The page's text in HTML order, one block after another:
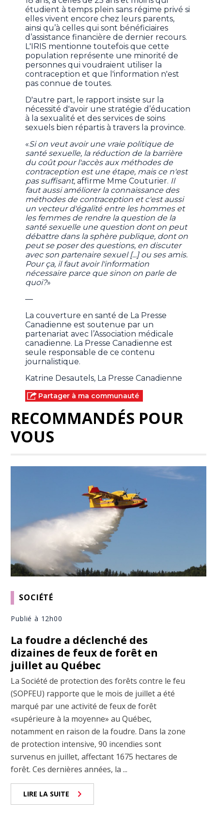
étudient à temps plein sans régime privé si
elles vivent encore chez leurs parents,
ainsi qu’à celles qui sont bénéficiaires
d’assistance financière de dernier recours.
L'IRIS mentionne toutefois que cette
population représente une minorité de
personnes qui voudraient utiliser la
contraception et que l'information n'est
pas connue de toutes.
D'autre part, le rapport insiste sur la
nécessité d'avoir une stratégie d’éducation
à la sexualité et des services de soins
sexuels bien répartis à travers la province.
«Si on veut avoir une vraie politique de
santé sexuelle, la réduction de la barrière
du coût pour l'accès aux méthodes de
contraception est une étape, mais ce n'est
pas suffisant,affirme Mme Couturier. Il
faut aussi améliorer la connaissance des
méthodes de contraception et c'est aussi
un vecteur d'égalité entre les hommes et
les femmes de rendre la question de la
santé sexuelle une question dont on peut
débattre dans la sphère publique, dont on
peut se poser des questions, en discuter
avec son partenaire sexuel [...] ou ses amis.
Pour ça, il faut avoir l'information
nécessaire parce que sinon on parle de
quoi?»
—
La couverture en santé de La Presse
Canadienne est soutenue par un
partenariat avec l’Association médicale
canadienne. La Presse Canadienne est
seule responsable de ce contenu
journalistique.
Katrine Desautels, La Presse Canadienne
Partager à ma communauté
RECOMMANDÉS POUR
VOUS
SOCIÉTÉ
Publié à 12h00
La foudre a déclenché des
dizaines de feux de forêt en
juillet au Québec
La Société de protection des forêts contre le feu
(SOPFEU) rapporte que le mois de juillet a été
marqué par une activité de feux de forêt
«supérieure à la moyenne» au Québec,
notamment en raison de la foudre. Dans la zone
de protection intensive, 90 incendies sont
survenus en juillet, affectant 1675 hectares de
forêt. Ces dernières années, la ...
LIRE LA SUITE